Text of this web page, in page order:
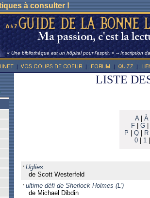
à consulter !
« Une bibliothèque est un hôpital pour l’esprit. » -- Inscription
LISTE
A| À
F
G
P
Q R
0
1
Uglies
de Scott Westerfeld
ultime défi de Sherlock Holmes (L')
de Michael Dibdin